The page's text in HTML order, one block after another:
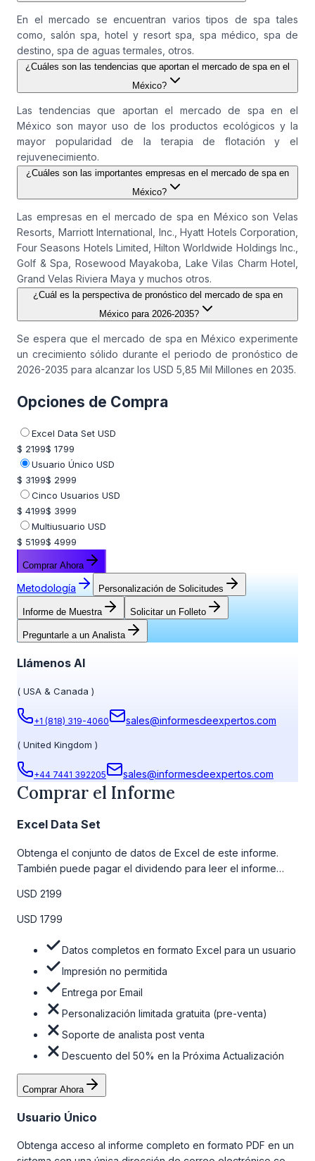
En el mercado se encuentran varios tipos de spa tales
como, salón spa, hotel y resort spa, spa médico, spa de
destino, spa de aguas termales, otros.
¿Cuáles son las tendencias que aportan el mercado de spa en el
México?
Las tendencias que aportan el mercado de spa en el
México son mayor uso de los productos ecológicos y la
mayor popularidad de la terapia de flotación y el
rejuvenecimiento.
¿Cuáles son las importantes empresas en el mercado de spa en
México?
Las empresas en el mercado de spa en México son Velas
Resorts, Marriott International, Inc., Hyatt Hotels Corporation,
Four Seasons Hotels Limited, Hilton Worldwide Holdings Inc.,
Golf & Spa, Rosewood Mayakoba, Lake Vilas Charm Hotel,
Grand Velas Riviera Maya y muchos otros.
¿Cuál es la perspectiva de pronóstico del mercado de spa en
México para 2026-2035?
Se espera que el mercado de spa en México experimente
un crecimiento sólido durante el periodo de pronóstico de
2026-2035 para alcanzar los USD 5,85 Mil Millones en 2035.
Opciones de Compra
Excel Data Set USD
$ 2199$ 1799
Usuario Único USD
$ 3199$ 2999
Cinco Usuarios USD
$ 4199$ 3999
Multiusuario USD
$ 5199$ 4999
Comprar Ahora
Metodología Personalización de Solicitudes
Informe de Muestra Solicitar un Folleto
Preguntarle a un Analista
Llámenos Al
( USA & Canada )
+1 (818) 319-4060 sales@informesdeexpertos.com
( United Kingdom )
+44 7441 392205 sales@informesdeexpertos.com
Comprar el Informe
Excel Data Set
Obtenga el conjunto de datos de Excel de este informe.
También puede pagar el dividendo para leer el informe
la tabla de precios a continuación.
USD 2199
USD 1799
Datos completos en formato Excel para un usuario
Impresión no permitida
Entrega por Email
Personalización limitada gratuita (pre-venta)
Soporte de analista post venta
Descuento del 50% en la Próxima Actualización
Comprar Ahora
Usuario Único
Obtenga acceso al informe completo en formato PDF en un